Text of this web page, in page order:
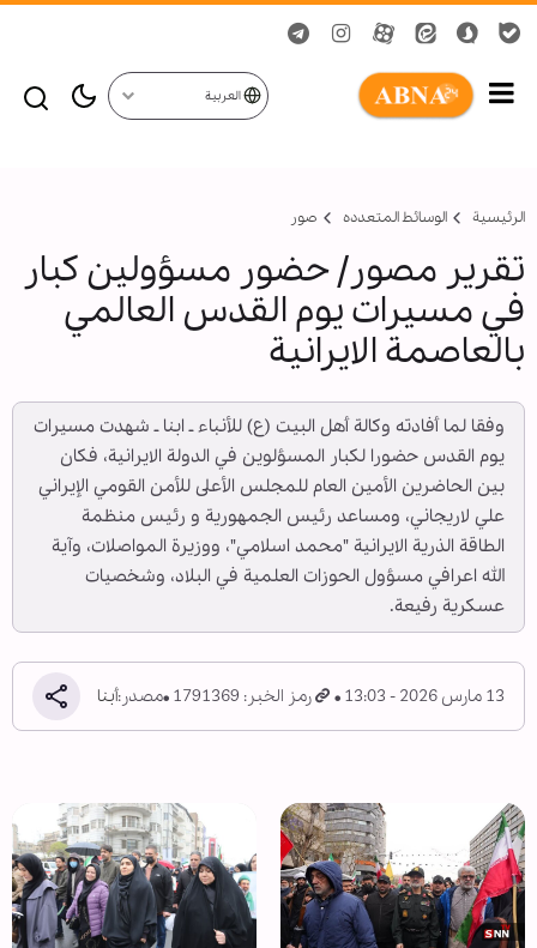
العربية
الرئيسية الوسائط المتعدده صور
تقرير مصور/ حضور مسؤولين كبار
في مسيرات يوم القدس العالمي
بالعاصمة الايرانية
وفقا لما أفادته وكالة أهل البيت (ع) للأنباء ـ ابنا ـ شهدت مسيرات
يوم القدس حضورا لكبار المسؤلوين في الدولة الايرانية، فكان
بين الحاضرين الأمين العام للمجلس الأعلى للأمن القومي الإيراني
علي لاريجاني، ومساعد رئيس الجمهورية و رئيس منظمة
الطاقة الذرية الايرانية "محمد اسلامي"، ووزيرة المواصلات، وآية
الله اعرافي مسؤول الحوزات العلمية في البلاد، وشخصيات
عسكرية رفيعة.
13 مارس 2026 - 13:03 رمز الخبر: 1791369 مصدر:أبنا